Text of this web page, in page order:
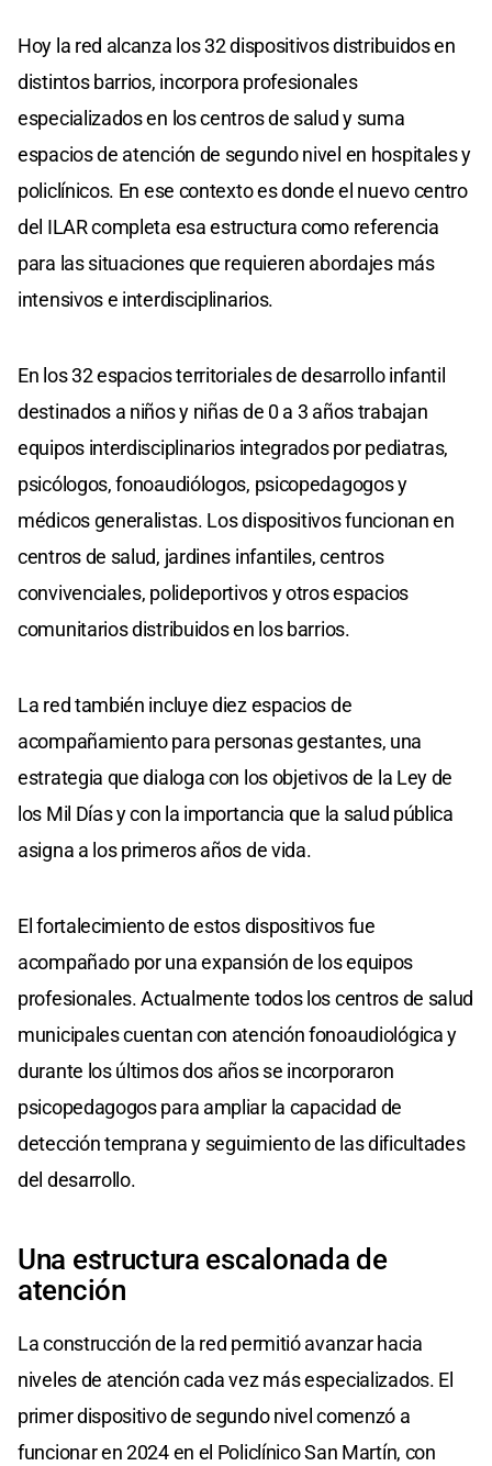
Hoy la red alcanza los 32 dispositivos distribuidos en
distintos barrios, incorpora profesionales
especializados en los centros de salud y suma
espacios de atención de segundo nivel en hospitales y
policlínicos. En ese contexto es donde el nuevo centro
del ILAR completa esa estructura como referencia
para las situaciones que requieren abordajes más
intensivos e interdisciplinarios.
En los 32 espacios territoriales de desarrollo infantil
destinados a niños y niñas de 0 a 3 años trabajan
equipos interdisciplinarios integrados por pediatras,
psicólogos, fonoaudiólogos, psicopedagogos y
médicos generalistas. Los dispositivos funcionan en
centros de salud, jardines infantiles, centros
convivenciales, polideportivos y otros espacios
comunitarios distribuidos en los barrios.
La red también incluye diez espacios de
acompañamiento para personas gestantes, una
estrategia que dialoga con los objetivos de la Ley de
los Mil Días y con la importancia que la salud pública
asigna a los primeros años de vida.
El fortalecimiento de estos dispositivos fue
acompañado por una expansión de los equipos
profesionales. Actualmente todos los centros de salud
municipales cuentan con atención fonoaudiológica y
durante los últimos dos años se incorporaron
psicopedagogos para ampliar la capacidad de
detección temprana y seguimiento de las dificultades
del desarrollo.
Una estructura escalonada de
atención
La construcción de la red permitió avanzar hacia
niveles de atención cada vez más especializados. El
primer dispositivo de segundo nivel comenzó a
funcionar en 2024 en el Policlínico San Martín, con